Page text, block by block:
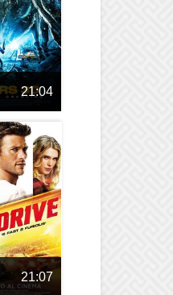
21:04
21:07